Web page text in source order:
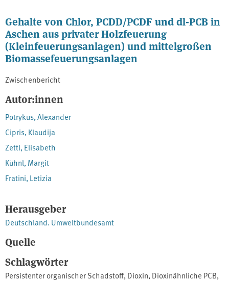
Gehalte von Chlor, PCDD/PCDF und dl-PCB in
Aschen aus privater Holzfeuerung
(Kleinfeuerungsanlagen) und mittelgroßen
Biomassefeuerungsanlagen
Zwischenbericht
Autor:innen
Potrykus, Alexander
Cipris, Klaudija
Zettl, Elisabeth
Kühnl, Margit
Fratini, Letizia
Herausgeber
Deutschland. Umweltbundesamt
Quelle
Schlagwörter
Persistenter organischer Schadstoff,Dioxin,Dioxinähnliche PCB,